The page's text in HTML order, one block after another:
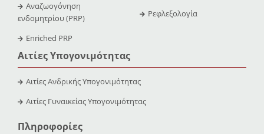
Αναζωογόνηση
ενδομητρίου (PRP)
Enriched PRP
Ρεφλεξολογία
Αιτίες Υπογονιμότητας
Αιτίες Ανδρικής Υπογονιμότητας
Αιτίες Γυναικείας Υπογονιμότητας
Πληροφορίες